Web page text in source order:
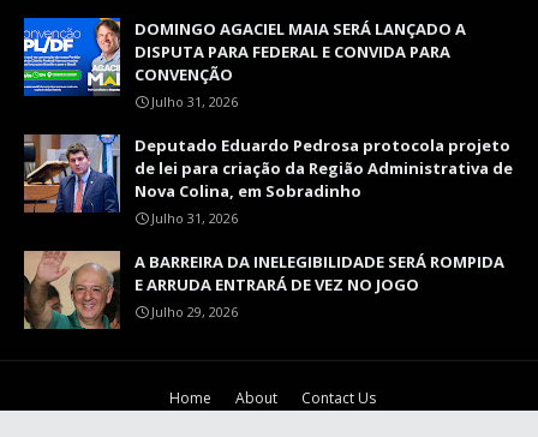
DOMINGO AGACIEL MAIA SERÁ LANÇADO A
DISPUTA PARA FEDERAL E CONVIDA PARA
CONVENÇÃO
Julho 31, 2026
Deputado Eduardo Pedrosa protocola projeto
de lei para criação da Região Administrativa de
Nova Colina, em Sobradinho
Julho 31, 2026
A BARREIRA DA INELEGIBILIDADE SERÁ ROMPIDA
E ARRUDA ENTRARÁ DE VEZ NO JOGO
Julho 29, 2026
Home About
Contact Us